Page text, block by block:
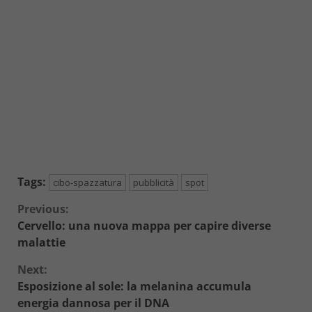
Tags: cibo-spazzatura pubblicità spot
Continue
Reading
Previous:
Cervello: una nuova mappa per capire diverse
malattie
Next:
Esposizione al sole: la melanina accumula
energia dannosa per il DNA